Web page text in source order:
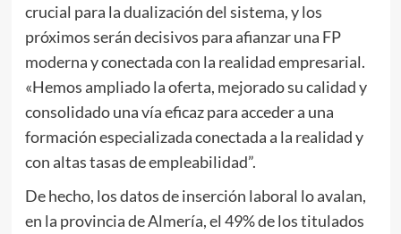
crucial para la dualización del sistema, y los
próximos serán decisivos para afianzar una FP
moderna y conectada con la realidad empresarial.
«Hemos ampliado la oferta, mejorado su calidad y
consolidado una vía eficaz para acceder a una
formación especializada conectada a la realidad y
con altas tasas de empleabilidad”.
De hecho, los datos de inserción laboral lo avalan,
en la provincia de Almería, el 49% de los titulados